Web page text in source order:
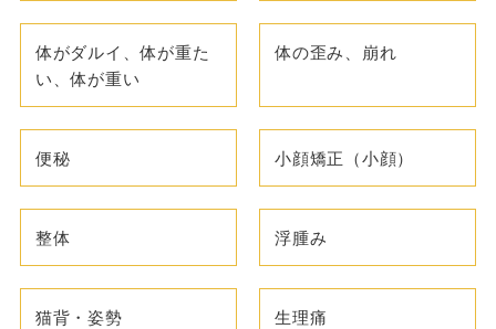
体がダルイ、体が重た
い、体が重い
体の歪み、崩れ
便秘 小顔矯正（小顔）
整体 浮腫み
猫背・姿勢 生理痛